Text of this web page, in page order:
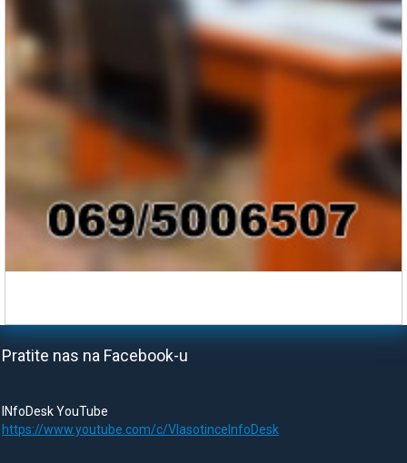
Pratite nas na Facebook-u
INfoDesk YouTube
https://www.youtube.com/c/VlasotinceInfoDesk